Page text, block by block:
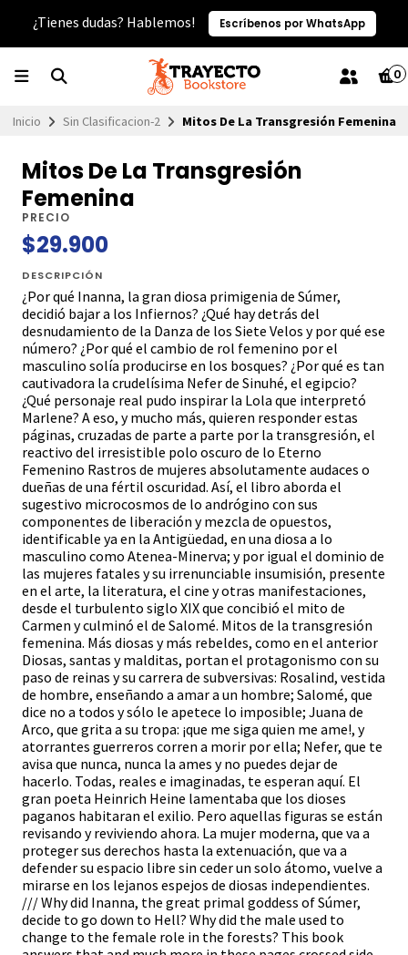
¿Tienes dudas? Hablemos! Escríbenos por WhatsApp
0
Inicio Sin Clasificacion-2 Mitos De La Transgresión Femenina
Mitos De La Transgresión
Femenina
PRECIO
$29.900
DESCRIPCIÓN
¿Por qué Inanna, la gran diosa primigenia de Súmer,
decidió bajar a los Infiernos? ¿Qué hay detrás del
desnudamiento de la Danza de los Siete Velos y por qué ese
número? ¿Por qué el cambio de rol femenino por el
masculino solía producirse en los bosques? ¿Por qué es tan
cautivadora la crudelísima Nefer de Sinuhé, el egipcio?
¿Qué personaje real pudo inspirar la Lola que interpretó
Marlene? A eso, y mucho más, quieren responder estas
páginas, cruzadas de parte a parte por la transgresión, el
reactivo del irresistible polo oscuro de lo Eterno
Femenino Rastros de mujeres absolutamente audaces o
dueñas de una fértil oscuridad. Así, el libro aborda el
sugestivo microcosmos de lo andrógino con sus
componentes de liberación y mezcla de opuestos,
identificable ya en la Antigüedad, en una diosa a lo
masculino como Atenea-Minerva; y por igual el dominio de
las mujeres fatales y su irrenunciable insumisión, presente
en el arte, la literatura, el cine y otras manifestaciones,
desde el turbulento siglo XIX que concibió el mito de
Carmen y culminó el de Salomé. Mitos de la transgresión
femenina. Más diosas y más rebeldes, como en el anterior
Diosas, santas y malditas, portan el protagonismo con su
paso de reinas y su carrera de subversivas: Rosalind, vestida
de hombre, enseñando a amar a un hombre; Salomé, que
dice no a todos y sólo le apetece lo imposible; Juana de
Arco, que grita a su tropa: ¡que me siga quien me ame!, y
atorrantes guerreros corren a morir por ella; Nefer, que te
avisa que nunca, nunca la ames y no puedes dejar de
hacerlo. Todas, reales e imaginadas, te esperan aquí. El
gran poeta Heinrich Heine lamentaba que los dioses
paganos habitaran el exilio. Pero aquellas figuras se están
revisando y reviviendo ahora. La mujer moderna, que va a
proteger sus derechos hasta la extenuación, que va a
defender su espacio libre sin ceder un solo átomo, vuelve a
mirarse en los lejanos espejos de diosas independientes.
/// Why did Inanna, the great primal goddess of Súmer,
decide to go down to Hell? Why did the male used to
change to the female role in the forests? This book